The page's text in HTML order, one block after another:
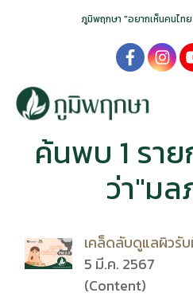
ภูมิพฤกษา "อยากเห็นคนไท
ค้นพบ 1 รา
ว่า"มล
เคล็ดลับดูแลผิวรับ
5 มี.ค. 2567
(Content)